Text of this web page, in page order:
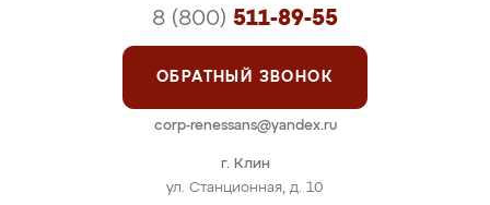
г. Клин
ул. Станционная, д. 10
8 (800) 511-89-55
ОБРАТНЫЙ ЗВОНОК
corp-renessans@yandex.ru